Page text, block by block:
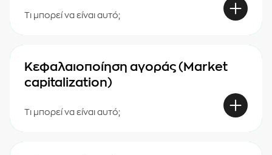
Τι μπορεί να είναι αυτό;
Κεφαλαιοποίηση αγοράς (Market
capitalization)
Τι μπορεί να είναι αυτό;